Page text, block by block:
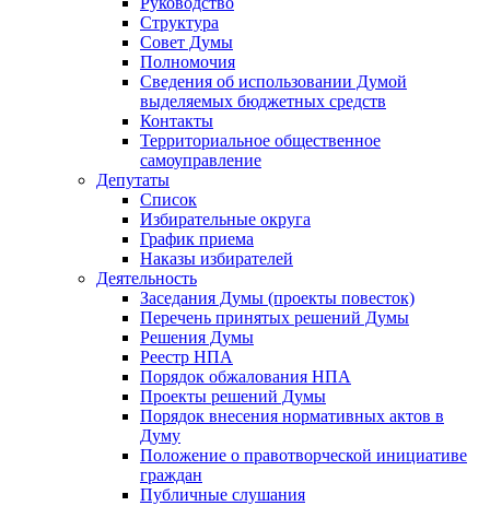
Структура
Совет Думы
Полномочия
Сведения об использовании Думой
выделяемых бюджетных средств
Контакты
Территориальное общественное
самоуправление
Депутаты
Список
Избирательные округа
График приема
Наказы избирателей
Деятельность
Заседания Думы (проекты повесток)
Перечень принятых решений Думы
Решения Думы
Реестр НПА
Порядок обжалования НПА
Проекты решений Думы
Порядок внесения нормативных актов в
Думу
Положение о правотворческой инициативе
граждан
Публичные слушания